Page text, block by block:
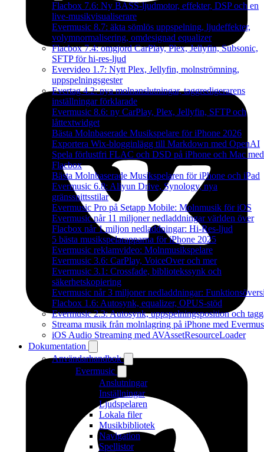
Flacbox 7.6: Ny BASS-ljudmotor, effekter, DSP och en
live-musikvisualiserare
Evermusic 8.7: äkta sömlös uppspelning, ljudeffekter,
volymnormalisering, omdesignad equalizer
Flacbox 7.4: omgjord CarPlay, Plex, Jellyfin, Subsonic,
SFTP för hi-res-ljud
Evervideo 1.7: Nytt Plex, Jellyfin, molnströmning,
uppspelningsgester
Evertag 4.2: nya molnanslutningar, taggredigerarens
inställningar förklarade
Evermusic 8.6: ny CarPlay, Plex, Jellyfin, SFTP och
låttextwidget
Bästa Molnbaserade Musikspelare för iPhone 2026
Exportera Wix-blogginlägg till Markdown med OpenAI
Spela förlustfri FLAC och DSD på iPhone och Mac med
Flacbox
Bästa Molnbaserade Musikspelaren för iPhone och iPad
Evermusic 6.8: Aliyun Drive, Synology, nya
gränssnittsstilar
Evermusic Pro på Setapp Mobile: Molnmusik för iOS
Evermusic når 11 miljoner nedladdningar världen över
Flacbox når 1 miljon nedladdningar: Hi-Res-ljud
5 bästa musikspelarapparna för iPhone 2025
Evermusic reklamvideo: Molnmusikspelare
Evermusic 3.6: CarPlay, VoiceOver och mer
Evermusic 3.1: Crossfade, bibliotekssynk och
säkerhetskopiering
Evermusic når 3 miljoner nedladdningar:
Flacbox 1.6: Autosynk, equalizer, OPUS-stöd
Evermusic 2.3: Autosynk, uppspelningsposition och
Streama musik från molnlagring på iPhone med
iOS Audio Streaming med AVAssetResourceLoader
Dokumentation
Användarhandbok
Evermusic
Anslutningar
Inställningar
Ljudspelaren
Lokala filer
Musikbibliotek
Navigation
Spellistor